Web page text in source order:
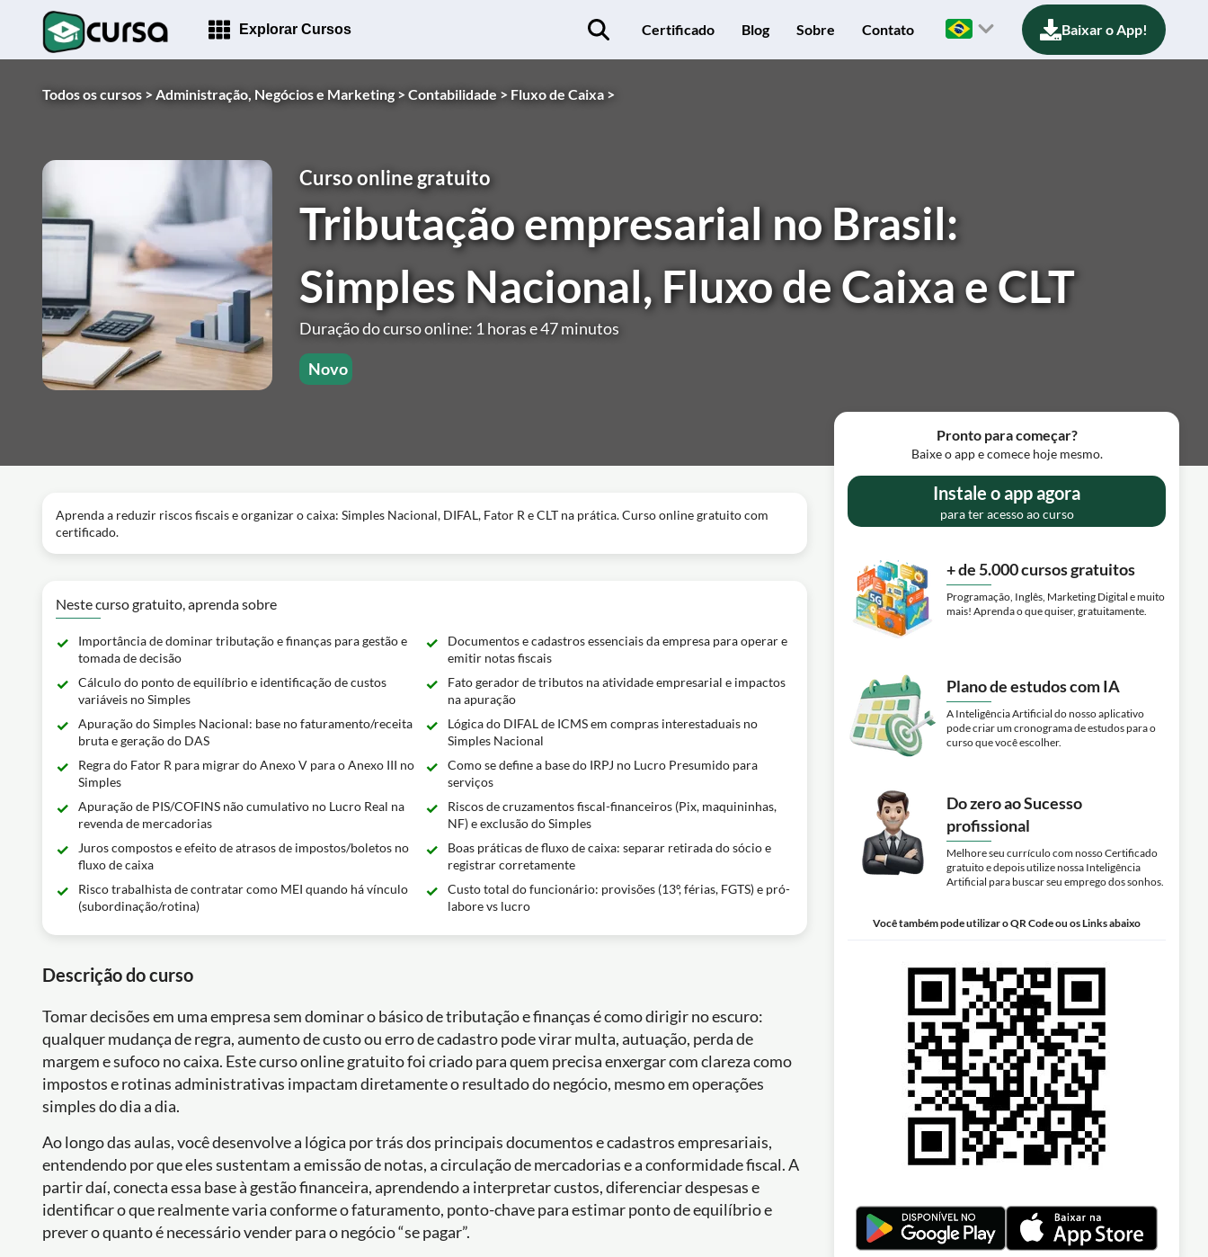
Explorar Cursos Certificado Blog Sobre Contato Baixar o App!
Todos os cursos > Administração, Negócios e Marketing > Contabilidade > Fluxo de Caixa >
Curso online gratuito
Tributação empresarial no Brasil:
Simples Nacional, Fluxo de Caixa e CLT
Duração do curso online: 1 horas e 47 minutos
Novo
Aprenda a reduzir riscos fiscais e organizar o caixa: Simples Nacional, DIFAL, Fator R e CLT na prática. Curso online gratuito com
certificado.
Neste curso gratuito, aprenda sobre
Importância de dominar tributação e finanças para gestão e
tomada de decisão
Documentos e cadastros essenciais da empresa para operar e
emitir notas fiscais
Cálculo do ponto de equilíbrio e identificação de custos
variáveis no Simples
Fato gerador de tributos na atividade empresarial e impactos
na apuração
Apuração do Simples Nacional: base no faturamento/receita
bruta e geração do DAS
Lógica do DIFAL de ICMS em compras interestaduais no
Simples Nacional
Regra do Fator R para migrar do Anexo V para o Anexo III no
Simples
Como se define a base do IRPJ no Lucro Presumido para
serviços
Apuração de PIS/COFINS não cumulativo no Lucro Real na
revenda de mercadorias
Riscos de cruzamentos fiscal-financeiros (Pix, maquininhas,
NF) e exclusão do Simples
Juros compostos e efeito de atrasos de impostos/boletos no
fluxo de caixa
Boas práticas de fluxo de caixa: separar retirada do sócio e
registrar corretamente
Risco trabalhista de contratar como MEI quando há vínculo
(subordinação/rotina)
Custo total do funcionário: provisões (13º, férias, FGTS) e pró-
labore vs lucro
Descrição do curso
Tomar decisões em uma empresa sem dominar o básico de tributação e finanças é como dirigir no escuro:
qualquer mudança de regra, aumento de custo ou erro de cadastro pode virar multa, autuação, perda de
margem e sufoco no caixa. Este curso online gratuito foi criado para quem precisa enxergar com clareza como
impostos e rotinas administrativas impactam diretamente o resultado do negócio, mesmo em operações
simples do dia a dia.
Ao longo das aulas, você desenvolve a lógica por trás dos principais documentos e cadastros empresariais,
entendendo por que eles sustentam a emissão de notas, a circulação de mercadorias e a conformidade fiscal. A
partir daí, conecta essa base à gestão financeira, aprendendo a interpretar custos, diferenciar despesas e
identificar o que realmente varia conforme o faturamento, ponto-chave para estimar ponto de equilíbrio e
prever o quanto é necessário vender para o negócio “se pagar”.
Pronto para começar?
Baixe o app e comece hoje mesmo.
Instale o app agora
para ter acesso ao curso
+ de 5.000 cursos gratuitos
Programação, Inglês, Marketing Digital e muito
mais! Aprenda o que quiser, gratuitamente.
Plano de estudos com IA
A Inteligência Artificial do nosso aplicativo
pode criar um cronograma de estudos para o
curso que você escolher.
Do zero ao Sucesso
profissional
Melhore seu currículo com nosso Certificado
gratuito e depois utilize nossa Inteligência
Artificial para buscar seu emprego dos sonhos.
Você também pode utilizar o QR Code ou os Links abaixo